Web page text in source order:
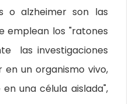
o alzheimer son las
emplean los "ratones
las investigaciones
un organismo vivo,
una célula aislada",